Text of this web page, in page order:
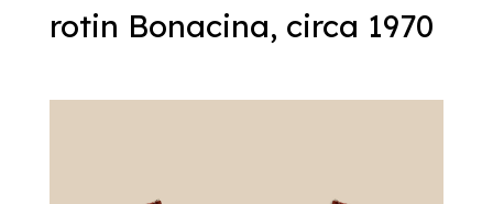
rotin Bonacina, circa 1970